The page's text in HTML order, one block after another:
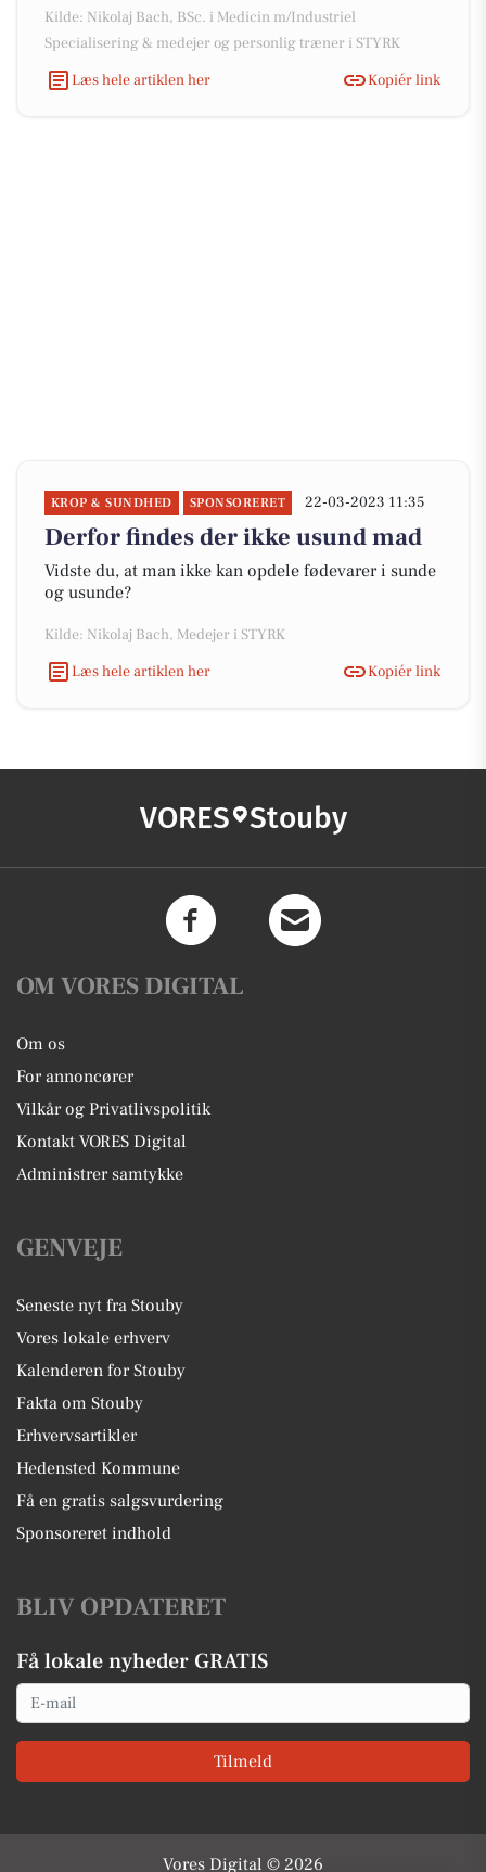
Kilde: Nikolaj Bach, BSc. i Medicin m/Industriel
Specialisering & medejer og personlig træner i STYRK
Læs hele artiklen her
Kopiér link
KROP & SUNDHED SPONSORERET 22-03-2023 11:35
Derfor findes der ikke usund mad
Vidste du, at man ikke kan opdele fødevarer i sunde
og usunde?
Kilde: Nikolaj Bach, Medejer i STYRK
Læs hele artiklen her
Kopiér link
VORES Stouby
OM VORES DIGITAL
Om os
For annoncører
Vilkår og Privatlivspolitik
Kontakt VORES Digital
Administrer samtykke
GENVEJE
Seneste nyt fra Stouby
Vores lokale erhverv
Kalenderen for Stouby
Fakta om Stouby
Erhvervsartikler
Hedensted Kommune
Få en gratis salgsvurdering
Sponsoreret indhold
BLIV OPDATERET
Få lokale nyheder GRATIS
Email
Tilmeld
Vores Digital © 2026